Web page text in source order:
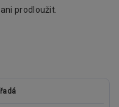
prodloužit.